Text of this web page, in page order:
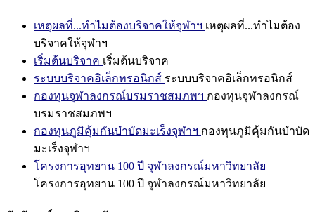
เหตุผลที่...ทำไมต้องบริจาคให้จุฬาฯ เหตุผลที่...ทำไมต้อง
บริจาคให้จุฬาฯ
เริ่มต้นบริจาค เริ่มต้นบริจาค
ระบบบริจาคอิเล็กทรอนิกส์ ระบบบริจาคอิเล็กทรอนิกส์
กองทุนจุฬาลงกรณ์บรมราชสมภพฯ กองทุนจุฬาลงกรณ์
บรมราชสมภพฯ
กองทุนภูมิคุ้มกันบำบัดมะเร็งจุฬาฯ กองทุนภูมิคุ้มกันบำบัด
มะเร็งจุฬาฯ
โครงการอุทยาน 100 ปี จุฬาลงกรณ์มหาวิทยาลัย
โครงการอุทยาน 100 ปี จุฬาลงกรณ์มหาวิทยาลัย